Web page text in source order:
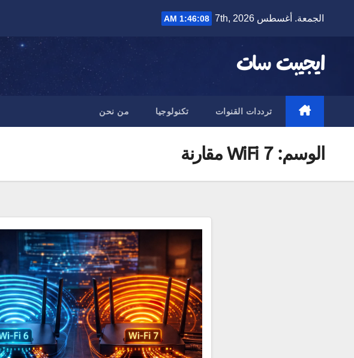
الجمعة. أغسطس 7th, 2026 1:46:08 AM
ايجيبت سات
ترددات القنوات تكنولوجيا من نحن
الوسم:WiFi 7 مقارنة